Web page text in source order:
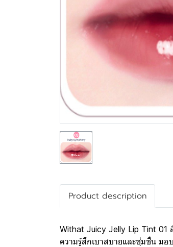
Product description
Withat Juicy Jelly Lip Tint 01
ความรู้สึกเบาสบายและชุ่มชื่น ม